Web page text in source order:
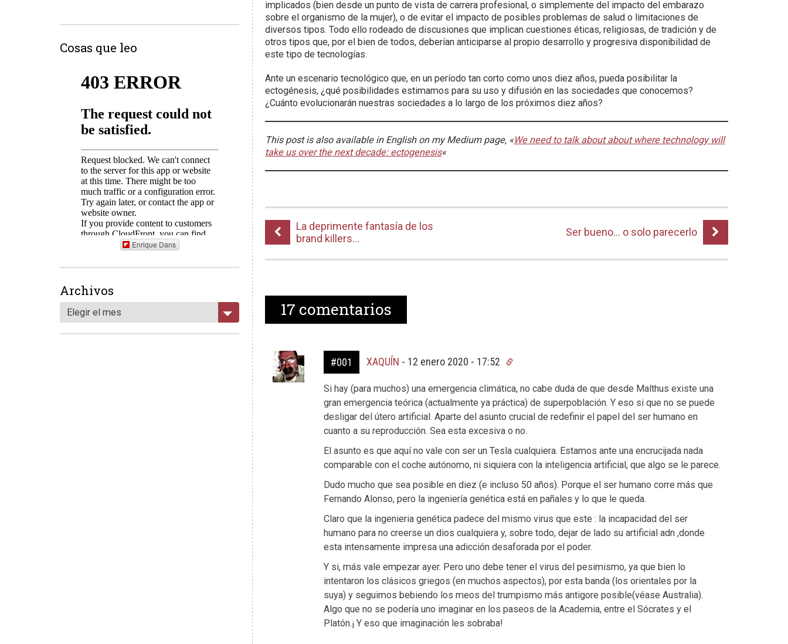
implicados (bien desde un punto de vista de carrera profesional, o simplemente del impacto del embarazo
sobre el organismo de la mujer), o de evitar el impacto de posibles problemas de salud o limitaciones de
diversos tipos. Todo ello rodeado de discusiones que implican cuestiones éticas, religiosas, de tradición y de
otros tipos que, por el bien de todos, deberían anticiparse al propio desarrollo y progresiva disponibilidad de
este tipo de tecnologías.
Ante un escenario tecnológico que, en un período tan corto como unos diez años, pueda posibilitar la
ectogénesis, ¿qué posibilidades estimamos para su uso y difusión en las sociedades que conocemos?
¿Cuánto evolucionarán nuestras sociedades a lo largo de los próximos diez años?
This post is also available in English on my Medium page, «We need to talk about about where technology will
take us over the next decade: ectogenesis«
La deprimente fantasía de los
brand killers…
Ser bueno… o solo parecerlo
17 comentarios
#001 XAQUÍN - 12 enero 2020 - 17:52
Si hay (para muchos) una emergencia climática, no cabe duda de que desde Malthus existe una
gran emergencia teórica (actualmente ya práctica) de superpoblación. Y eso si que no se puede
desligar del útero artificial. Aparte del asunto crucial de redefinir el papel del ser humano en
cuanto a su reproducción. Sea esta excesiva o no.
El asunto es que aquí no vale con ser un Tesla cualquiera. Estamos ante una encrucijada nada
comparable con el coche autónomo, ni siquiera con la inteligencia artificial, que algo se le parece.
Dudo mucho que sea posible en diez (e incluso 50 años). Porque el ser humano corre más que
Fernando Alonso, pero la ingeniería genética está en pañales y lo que le queda.
Claro que la ingenieria genética padece del mismo virus que este : la incapacidad del ser
humano para no creerse un dios cualquiera y, sobre todo, dejar de lado su artificial adn ,donde
esta intensamente impresa una adicción desaforada por el poder.
Y si, más vale empezar ayer. Pero uno debe tener el virus del pesimismo, ya que bien lo
intentaron los clásicos griegos (en muchos aspectos), por esta banda (los orientales por la
suya) y seguimos bebiendo los meos del trumpismo más antigore posible(véase Australia).
Algo que no se podería uno imaginar en los paseos de la Academia, entre el Sócrates y el
Platón.¡ Y eso que imaginación les sobraba!
Cosas que leo
Enrique Dans
Archivos
Elegir el mes